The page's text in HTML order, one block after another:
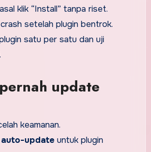
klik “Install” tanpa riset.
setelah plugin bentrok.
satu per satu dan uji
update
keamanan.
auto-updateuntuk plugin